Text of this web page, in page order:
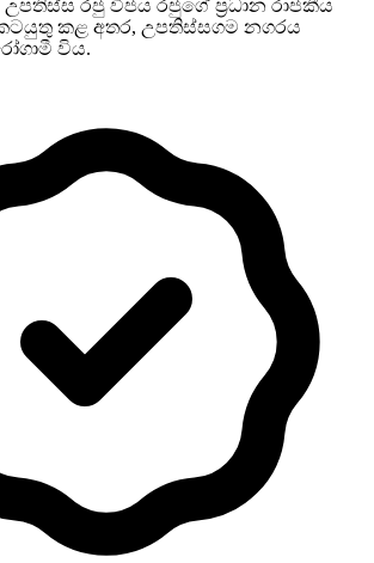
රජු විජය රජුගේ ප්‍රධාන රාජකීය
කළ අතර, උපතිස්සගම නගරය
විය.